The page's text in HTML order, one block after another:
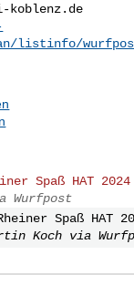
koblenz.de
listinfo/
Spaß HAT
Wurfpost
Spaß HAT
Koch via